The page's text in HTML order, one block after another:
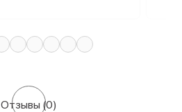
Отзывы (0)